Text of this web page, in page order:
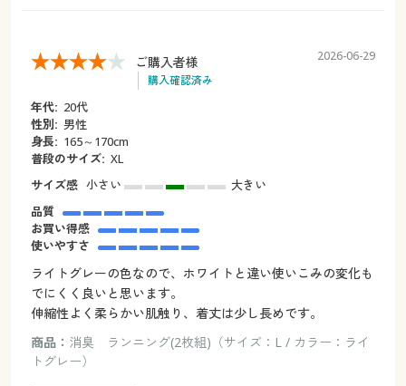
ご購入者様
購入確認済み
2026-06-29
年代: 20代
性別: 男性
身長: 165～170cm
普段のサイズ: XL
サイズ感 小さい
大きい
品質
お買い得感
使いやすさ
ライトグレーの色なので、ホワイトと違い使いこみの変化も
でにくく良いと思います。
伸縮性よく柔らかい肌触り、着丈は少し長めです。
商品： 消臭 ランニング(2枚組)（サイズ：L / カラー：ライ
トグレー）